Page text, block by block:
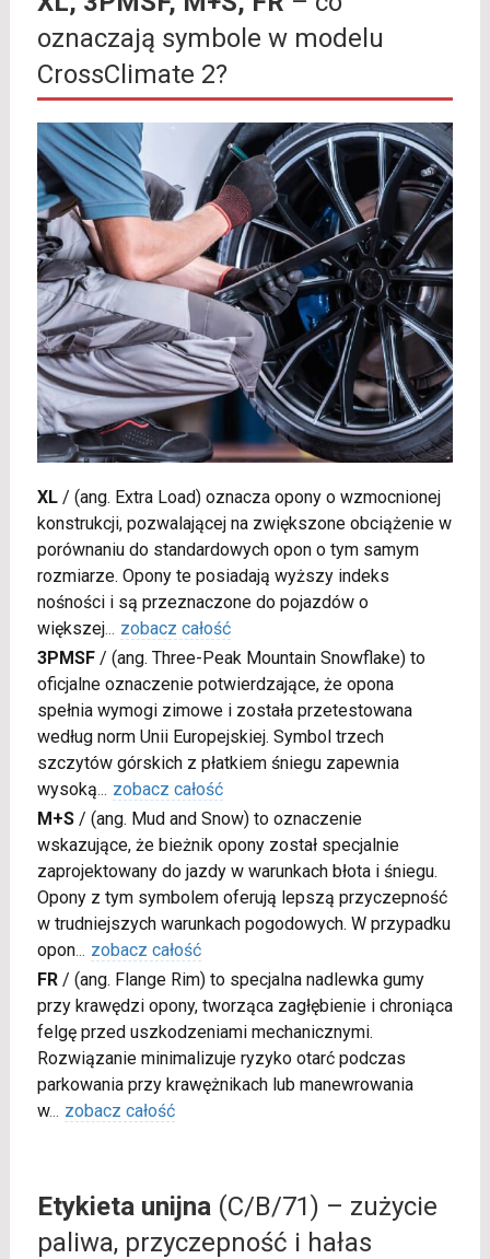
oznaczają symbole w modelu
CrossClimate 2?
XL/ (ang. Extra Load) oznacza opony o wzmocnionej
konstrukcji, pozwalającej na zwiększone obciążenie w
porównaniu do standardowych opon o tym samym
rozmiarze. Opony te posiadają wyższy indeks
nośności i są przeznaczone do pojazdów o
większej... zobacz całość
3PMSF/ (ang. Three-Peak Mountain Snowflake) to
oficjalne oznaczenie potwierdzające, że opona
spełnia wymogi zimowe i została przetestowana
według norm Unii Europejskiej. Symbol trzech
szczytów górskich z płatkiem śniegu zapewnia
wysoką... zobacz całość
M+S/ (ang. Mud and Snow) to oznaczenie
wskazujące, że bieżnik opony został specjalnie
zaprojektowany do jazdy w warunkach błota i śniegu.
Opony z tym symbolem oferują lepszą przyczepność
w trudniejszych warunkach pogodowych. W przypadku
opon... zobacz całość
FR/ (ang. Flange Rim) to specjalna nadlewka gumy
przy krawędzi opony, tworząca zagłębienie i chroniąca
felgę przed uszkodzeniami mechanicznymi.
Rozwiązanie minimalizuje ryzyko otarć podczas
parkowania przy krawężnikach lub manewrowania
w... zobacz całość
Etykieta unijna(C/B/71) – zużycie
paliwa, przyczepność i hałas